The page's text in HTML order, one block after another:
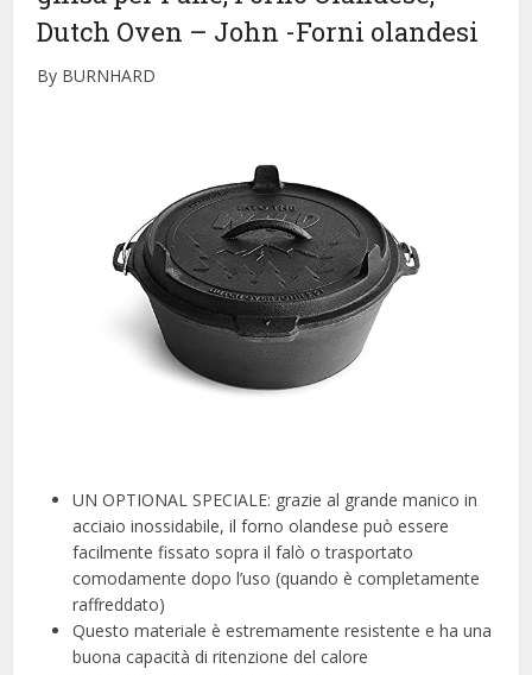
Dutch Oven – John -Forni olandesi
By BURNHARD
UN OPTIONAL SPECIALE: grazie al grande manico in
acciaio inossidabile, il forno olandese può essere
facilmente fissato sopra il falò o trasportato
comodamente dopo l’uso (quando è completamente
raffreddato)
Questo materiale è estremamente resistente e ha una
buona capacità di ritenzione del calore